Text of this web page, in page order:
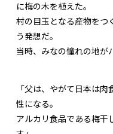
に梅の木を植えた。
村の目玉となる産物をつ
う発想だ。
当時、みなの憧れの地が
「父は、やがて日本は
性になる。
アルカリ食品である梅干